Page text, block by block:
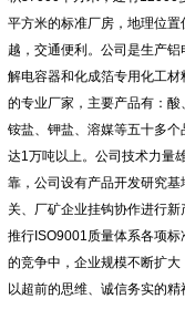
平方米的标准厂房，地理位置
越，交通便利。公司是生产铝
解电容器和化成箔专用化工材
的专业厂家，主要产品有：酸、
铵盐、钾盐、溶媒等五十多
达1万吨以上。公司技术力量
靠，公司设有产品开发研究
关、厂矿企业挂钩协作进行
推行ISO9001质量体系各项
的竞争中，企业规模不断扩
以超前的思维、诚信务实的精